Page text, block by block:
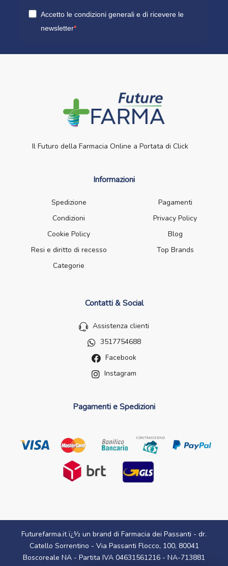
Accetto le condizioni generali e di ricevere le
newsletter
Il Futuro della Farmacia Online a Portata di Click
Informazioni
Spedizione
Pagamenti
Condizioni
Privacy Policy
Cookie Policy
Blog
Resi e diritto di recesso
Top Brands
Categorie
Contatti & Social
Assistenza clienti
3517754688
Facebook
Instagram
Pagamenti e Spedizioni
Futurefarma.it ï¿½ un brand di Farmacia dei Passanti - dr.
Catello Sorrentino - Via Passanti Flocco, 100, 80041
Boscoreale NA - Partita IVA 04631561216 - NA-713881